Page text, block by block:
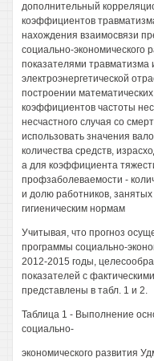
дополнительный
коэффициентов
нахождения взаимосвязи
социально-экономического
показателями
электроэнергетической
построении
коэффициентов частоты
несчастного случая со
использовать значения
количества средств,
а для коэффициента
профзаболеваемости -
и долю работников,
гигиеническим нормам
Учитывая, что прогноз
программы социально-
2012-2015 годы,
показателей с
представлены в табл. 1 и 2.
Таблица 1 - Выполнение
социально-
экономического развития